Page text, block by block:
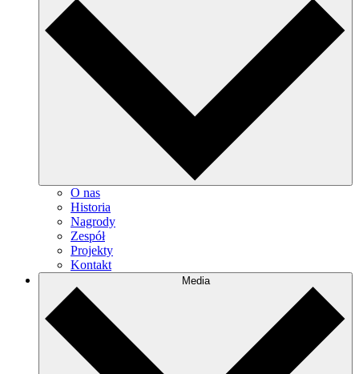
O nas
Historia
Nagrody
Zespół
Projekty
Kontakt
Media